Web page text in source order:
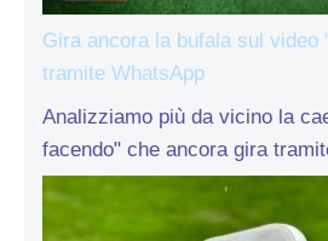
Gira ancora la bufala sul video
tramite WhatsApp
Analizziamo più da vicino la
facendo" che ancora gira